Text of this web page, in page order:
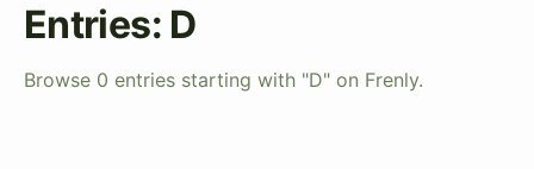
Entries: D
Browse 0 entries starting with "D" on Frenly.